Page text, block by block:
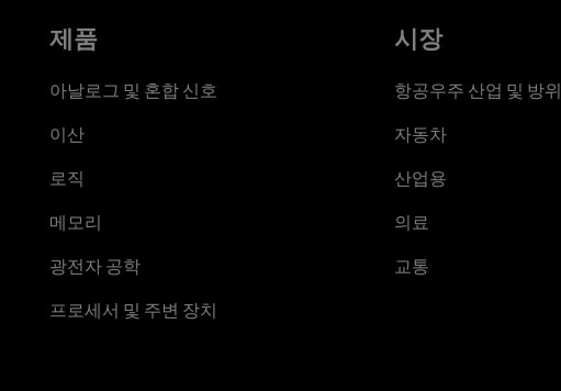
제품
아날로그 및 혼합 신호
이산
로직
메모리
광전자 공학
프로세서 및 주변 장치
시장
항공우주 산업 및 방위
자동차
산업용
의료
교통